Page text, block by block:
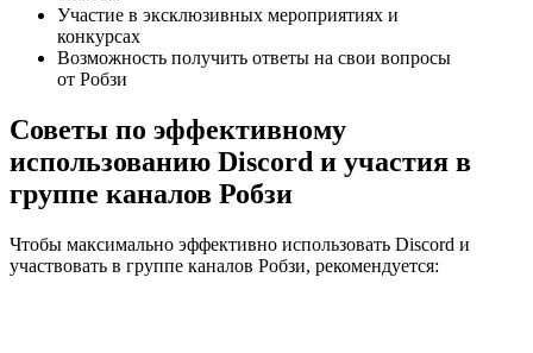
Участие в эксклюзивных мероприятиях и
конкурсах
Возможность получить ответы на свои вопросы
от Робзи
Советы по эффективному
использованию Discord и участия в
группе каналов Робзи
Чтобы максимально эффективно использовать Discord и
участвовать в группе каналов Робзи, рекомендуется: